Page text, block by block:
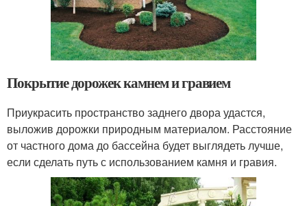
Покрытие дорожек камнем и гравием
Приукрасить пространство заднего двора удастся,
выложив дорожки природным материалом. Расстояние
от частного дома до бассейна будет выглядеть лучше,
если сделать путь с использованием камня и гравия.